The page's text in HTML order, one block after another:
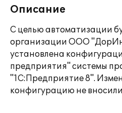
Описание
С целью автоматизации
организации ООО
установлена
предприятия" системы
"1С:Предприятие 8".
конфигурацию не